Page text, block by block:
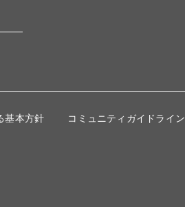
基本方針 コミュニティガイドライン